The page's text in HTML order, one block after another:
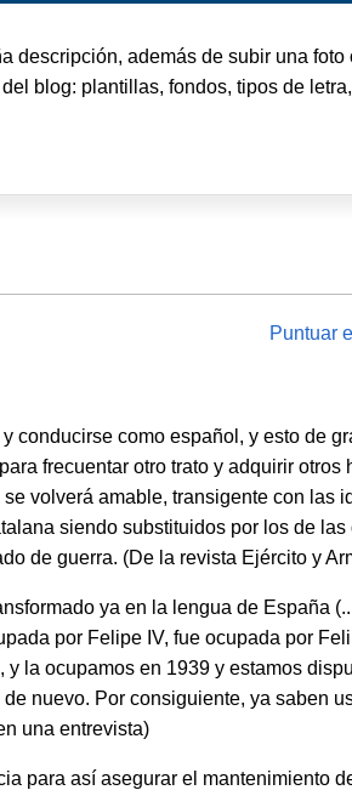
además de subir una foto
blog: plantillas, fondos, tipos de
Puntuar
conducirse como español, y esto de
frecuentar otro trato y adquirir otros
volverá amable, transigente con las
siendo substituidos por los de las
de guerra. (De la revista Ejército y
ya en la lengua de España
por Felipe IV, fue ocupada por
la ocupamos en 1939 y estamos
nuevo. Por consiguiente, ya saben
una entrevista)
para así asegurar el mantenimiento